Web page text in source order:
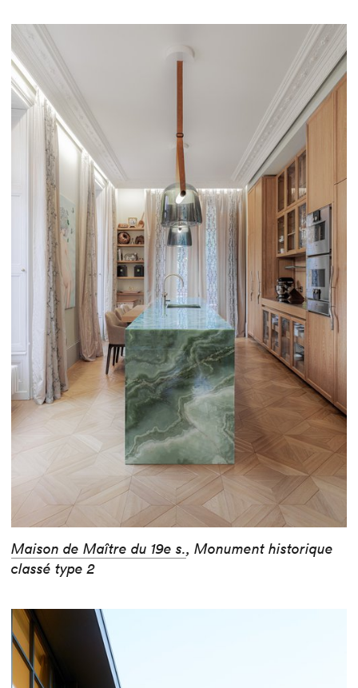
Maison de Maître du 19e s., Monument historique
classé type 2